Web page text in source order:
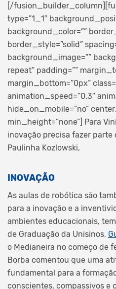
[/
type=”1_1″
background_color=””
border_style=”solid”
background_image=””
repeat” padding=””
margin_bottom=”0px”
animation_speed=”0.3″
hide_on_mobile=”no”
min_height=”none”]
Para
inovação precisa fazer parte
Paulinha Kozlowski,
INOVAÇÃO
As aulas de robótica são
para a inovação e a
ambientes educacionais,
de Graduação da Unisinos,
o Medianeira no começo de
Borba comentou que uma
fundamental para a
conscientes, compassivos e